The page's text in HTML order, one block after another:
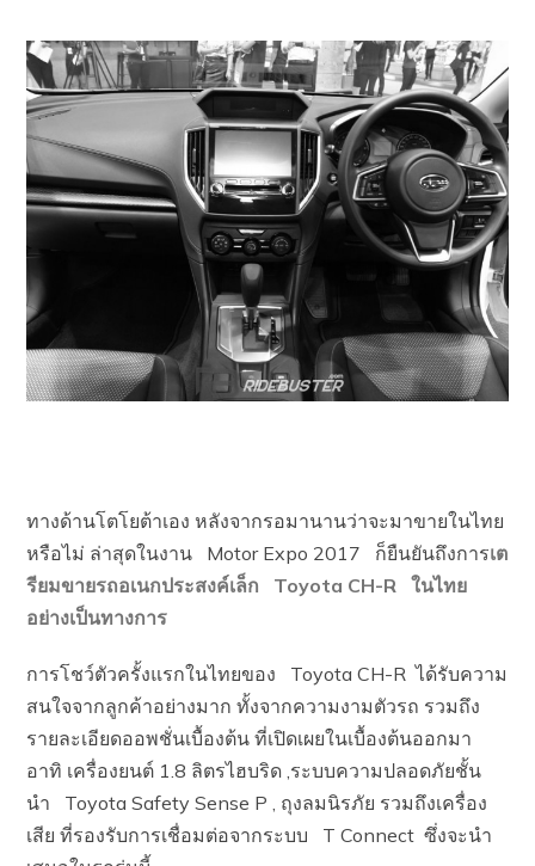
ทางด้านโตโยต้าเอง หลังจากรอมานานว่าจะมาขายในไทย
หรือไม่ ล่าสุดในงาน Motor Expo 2017 ก็ยืนยันถึงการเต
รียมขายรถอเนกประสงค์เล็ก Toyota CH-R ในไทย
อย่างเป็นทางการ
การโชว์ตัวครั้งแรกในไทยของ Toyota CH-R ได้รับความ
สนใจจากลูกค้าอย่างมาก ทั้งจากความงามตัวรถ รวมถึง
รายละเอียดออพชั่นเบื้องต้น ที่เปิดเผยในเบื้องต้นออกมา
อาทิ เครื่องยนต์ 1.8 ลิตรไฮบริด ,ระบบความปลอดภัยชั้น
นำ Toyota Safety Sense P , ถุงลมนิรภัย รวมถึงเครื่อง
เสีย ที่รองรับการเชื่อมต่อจากระบบ T Connect ซึ่งจะนำ